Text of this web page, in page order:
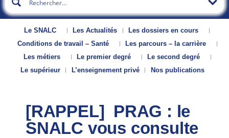
Le SNALC Les Actualités
Les dossiers en cours
Conditions de travail – Santé
Les parcours – la carrière
Les métiers
Le premier degré
Le second degré
Le supérieur
L’enseignement privé Nos publications
[RAPPEL] PRAG : le
SNALC vous consulte